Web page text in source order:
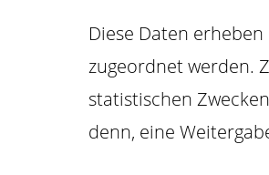
Diese Daten
zugeordnet werden.
statistischen
denn, eine